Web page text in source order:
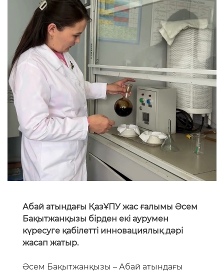
Абай атындағы ҚазҰПУ жас ғалымы Әсем
Бақытжанқызы бірден екі аурумен
күресуге қабілетті инновациялық дәрі
жасап жатыр.
Әсем Бақытжанқызы – Абай атындағы